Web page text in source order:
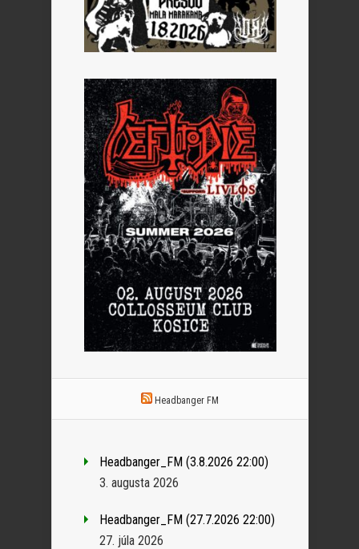
Headbanger FM
Headbanger_FM (3.8.2026 22:00)
3. augusta 2026
Headbanger_FM (27.7.2026 22:00)
27. júla 2026